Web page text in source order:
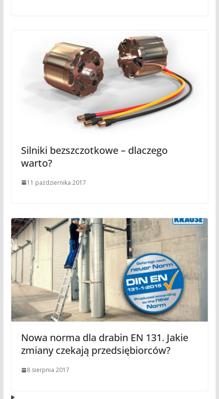
Silniki bezszczotkowe – dlaczego
warto?
11 października 2017
Nowa norma dla drabin EN 131. Jakie
zmiany czekają przedsiębiorców?
8 sierpnia 2017